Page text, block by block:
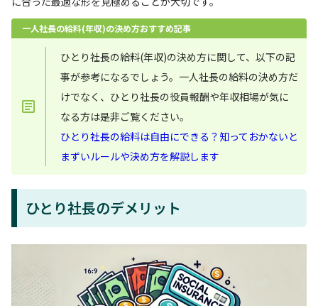
一人社長の給料(年収)の決め方おすすめ記事
ひとり社長の給料(年収)の決め方に関して、以下の記
事が参考になるでしょう。一人社長の給料の決め方だ
けでなく、ひとり社長の役員報酬や年収相場が気に
なる方は是非ご覧ください。
ひとり社長の給料は自由にできる？知っておかないと
まずいルールや決め方を解説します
ひとり社長のデメリット